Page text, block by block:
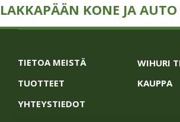
LAKKAPÄÄN KONE JA
TIETOA MEISTÄ
TUOTTEET
YHTEYSTIEDOT
WIHURI
KAUPPA